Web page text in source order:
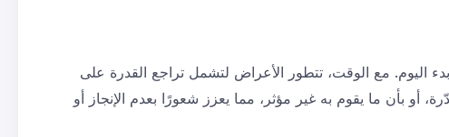
اليوم. مع الوقت، تتطور الأعراض لتشمل تراجع القدرة على
أو بأن ما يقوم به غير مؤثر، مما يعزز شعورًا بعدم الإنجاز أو